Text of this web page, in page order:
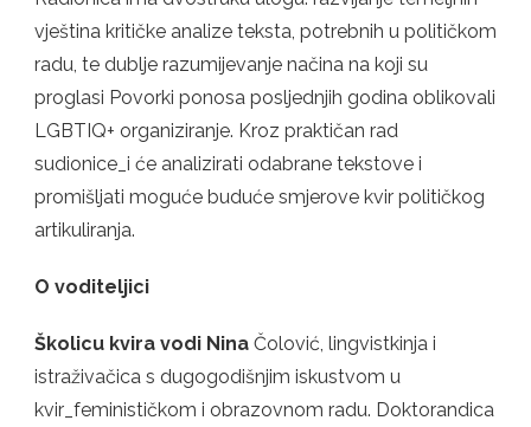
vještina kritičke analize teksta, potrebnih u političkom
radu, te dublje razumijevanje načina na koji su
proglasi Povorki ponosa posljednjih godina oblikovali
LGBTIQ+ organiziranje. Kroz praktičan rad
sudionice_i će analizirati odabrane tekstove i
promišljati moguće buduće smjerove kvir političkog
artikuliranja.
O voditeljici
Školicu kvira vodi Nina Čolović, lingvistkinja i
istraživačica s dugogodišnjim iskustvom u
kvir_feminističkom i obrazovnom radu. Doktorandica